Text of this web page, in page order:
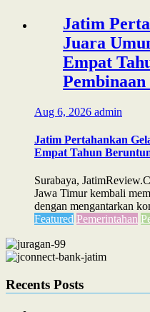
Jatim
Juara
Empat
Aug 6, 2026 admin
Jatim Pertahankan
Empat Tahun
Surabaya,
Jawa Timur kembali
dengan mengantarkan
Featured Pemerintahan
Recents Posts